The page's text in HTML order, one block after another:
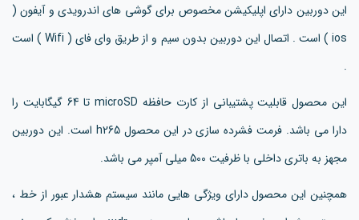
این دوربین دارای اپلیکیشن مخصوص برای گوشی های اندرویدی و آیفون (
ios ) است . اتصال این دوربین بدون سیم و از طریق وای فای ( Wifi ) است
.
این محصول قابلیت پشتیبانی از کارت حافظه microSD تا 64 گیگابایت را
دارا می باشد. فرمت فشرده سازی در این محصول h265 است. این دوربین
مجهز به باتری داخلی با ظرفیت 500 میلی آمپر می باشد.
همچنین این محصول دارای ویژگی هایی مانند سیستم هشدار عبور از خط ،